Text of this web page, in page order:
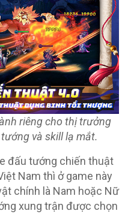
riêng cho thị trưởng
và skill lạ mắt.
đấu tướng chiến thuật
Nam thì ở game này
chính là Nam hoặc Nữ
xung trận được chọn